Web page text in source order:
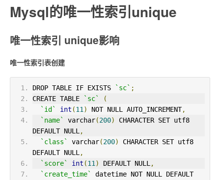
Mysql的唯一性索引unique
唯一性索引 unique影响
唯一性索引表创建
DROP TABLE IF EXISTS `sc` ;
CREATE TABLE
`sc`
(
`id`
int (11 ) NOT NULL AUTO_INCREMENT,
`name`
varchar(200)
CHARACTER SET utf8
DEFAULT NULL ,
`class`
varchar(200)
CHARACTER SET utf8
DEFAULT NULL ,
`score`
int (11 ) DEFAULT NULL ,
`create_time`
datetime NOT NULL DEFAULT